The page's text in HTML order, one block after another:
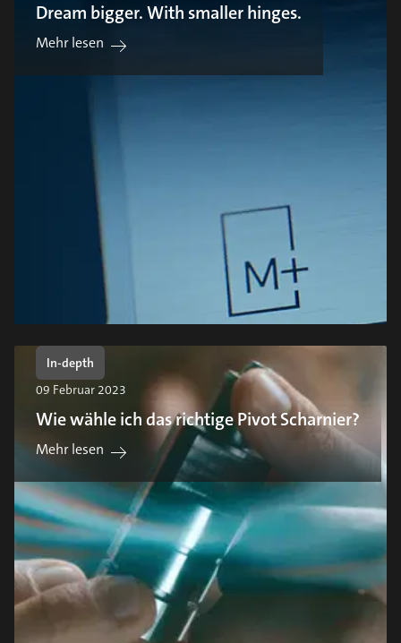
Dream bigger. With smaller hinges.
Mehr lesen
In-depth
09 Februar 2023
Wie wähle ich das richtige Pivot Scharnier?
Mehr lesen